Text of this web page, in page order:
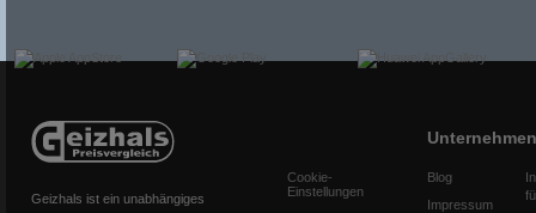
Geizhals ist ein unabhängiges
Cookie-
Einstellungen
Unternehmen
Blog
Impressum